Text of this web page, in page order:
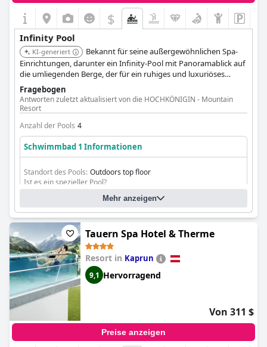
$
Infinity Pool
KI-generiert
Bekannt für seine außergewöhnlichen Spa-
Einrichtungen, darunter ein Infinity-Pool mit Panoramablick auf
die umliegenden Berge, der für ein ruhiges und luxuriöses
Erlebnis sorgt.
Fragebogen
Antworten zuletzt aktualisiert von die HOCHKÖNIGIN - Mountain
Resort
Anzahl der Pools 4
Schwimmbad 1 Informationen
Standort des Pools: Outdoors top floor
Ist es ein spezieller Pool?
Beheizter Pool
Mehr anzeigen
Tauern Spa Hotel & Therme
Resort in Kaprun
9,1 Hervorragend
Von 311 $
Preise anzeigen